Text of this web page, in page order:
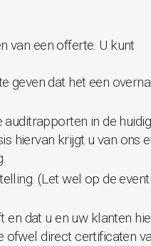
van een offerte. U kunt
geven dat het een
in de
hiervan krijgt u van ons
(Let wel op de
dat u en uw klanten
ofwel direct certificaten